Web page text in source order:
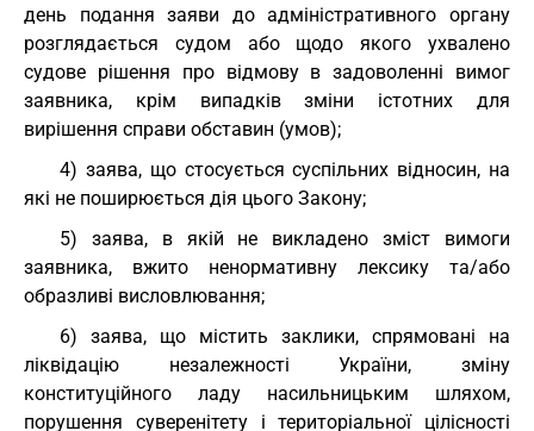
день подання заяви до адміністративного органу
розглядається судом або щодо якого ухвалено
судове рішення про відмову в задоволенні вимог
заявника, крім випадків зміни істотних для
вирішення справи обставин (умов);
4) заява, що стосується суспільних відносин, на
які не поширюється дія цього Закону;
5) заява, в якій не викладено зміст вимоги
заявника, вжито ненормативну лексику та/або
образливі висловлювання;
6) заява, що містить заклики, спрямовані на
ліквідацію незалежності України, зміну
конституційного ладу насильницьким шляхом,
порушення суверенітету і територіальної цілісності